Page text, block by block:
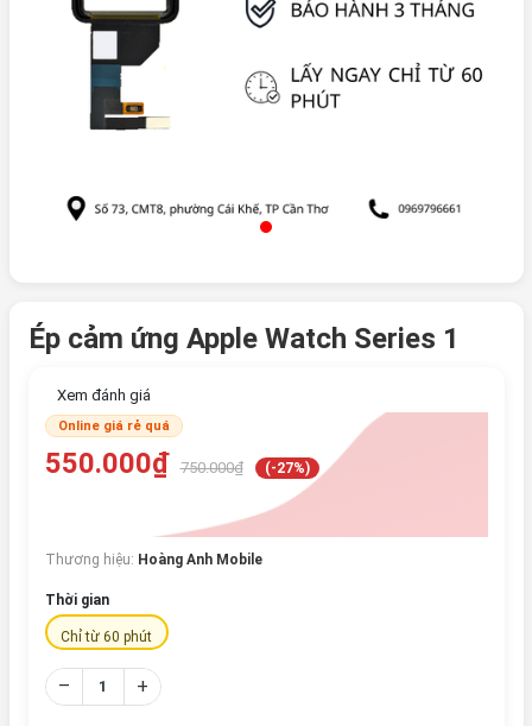
Ép cảm ứng Apple Watch Series 1
Xem đánh giá
Online giá rẻ quá
550.000₫ 750.000₫ (-27%)
Thương hiệu: Hoàng Anh Mobile
Thời gian
Chỉ từ 60 phút
– +